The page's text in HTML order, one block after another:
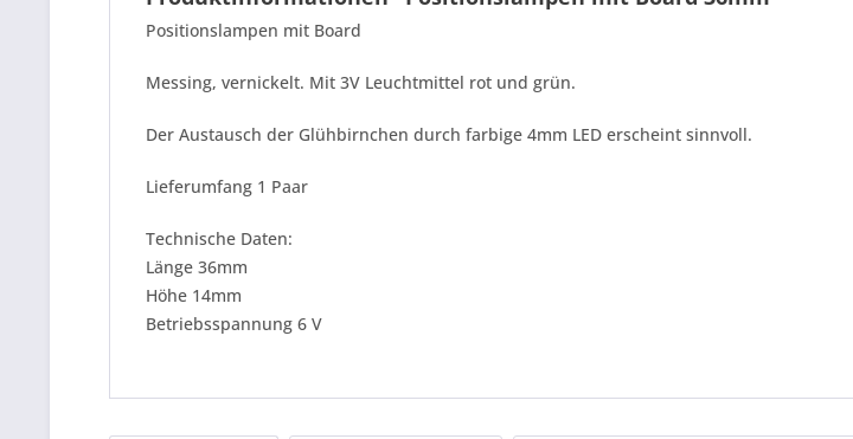
Positionslampen mit Board
Messing, vernickelt. Mit 3V Leuchtmittel rot und grün.
Der Austausch der Glühbirnchen durch farbige 4mm LED erscheint sinnvoll.
Lieferumfang 1 Paar
Technische Daten:
Länge 36mm
Höhe 14mm
Betriebsspannung 6 V